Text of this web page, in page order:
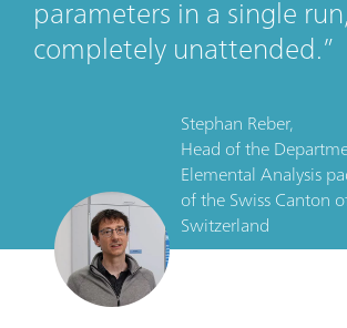
parameters in a single run,
completely unattended.
Stephan Reber,
Head of the
Elemental Analysis
of the Swiss Canton
Switzerland